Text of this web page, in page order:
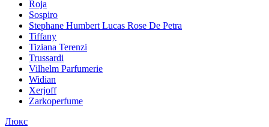
Roja
Sospiro
Stephane Humbert Lucas Rose De Petra
Tiffany
Tiziana Terenzi
Trussardi
Vilhelm Parfumerie
Widian
Xerjoff
Zarkoperfume
Люкс